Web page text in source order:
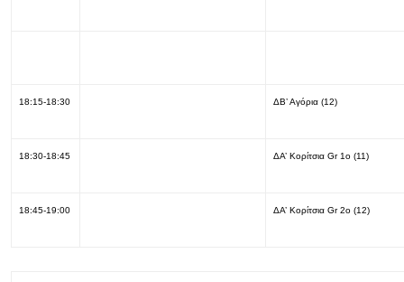
18:15-18:30 ΔΒ’ Αγόρια (12)
18:30-18:45 ΔΑ’ Κορίτσια Gr 1ο (11)
18:45-19:00 ΔΑ’ Κορίτσια Gr 2ο (12)